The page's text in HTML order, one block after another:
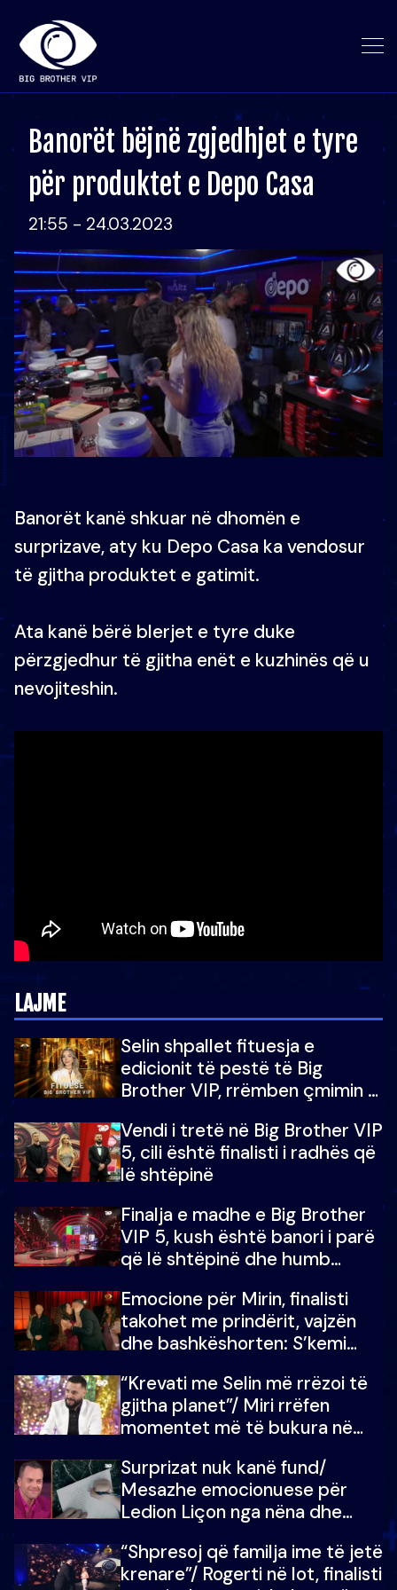
Banorët bëjnë zgjedhjet e tyre
për produktet e Depo Casa
21:55 - 24.03.2023
Banorët kanë shkuar në dhomën e
surprizave, aty ku Depo Casa ka vendosur
të gjitha produktet e gatimit.
Ata kanë bërë blerjet e tyre duke
përzgjedhur të gjitha enët e kuzhinës që u
nevojiteshin.
LAJME
Selin shpallet fituesja e
edicionit të pestë të Big
Brother VIP, rrëmben çmimin e
Vendi i tretë në Big Brother VIP
5, cili është finalisti i radhës që
lë shtëpinë
Finalja e madhe e Big Brother
VIP 5, kush është banori i parë
që lë shtëpinë dhe humb
çmimin e madh
Emocione për Mirin, finalisti
takohet me prindërit, vajzën
dhe bashkëshorten: S’kemi
“Krevati me Selin më rrëzoi të
gjitha planet”/ Miri rrëfen
momentet më të bukura në
mungojë zilja e mëngjesit kur…
Surprizat nuk kanë fund/
Mesazhe emocionuese për
Ledion Liçon nga nëna dhe
mban dot lotët: Nuk meritoj…
“Shpresoj që familja ime të jetë
krenare”/ Rogerti në lot, finalisti